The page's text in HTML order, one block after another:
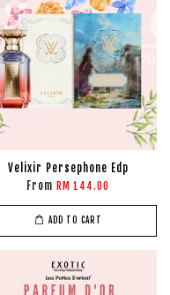
Velixir Persephone Edp
From RM 144.00
ADD TO CART